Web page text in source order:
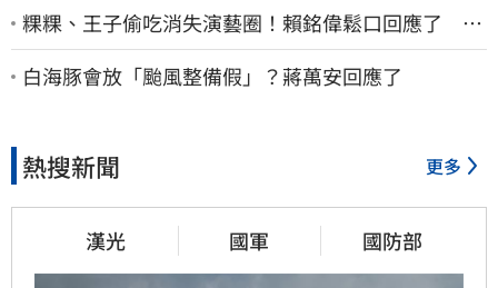
粿粿、王子偷吃消失演藝圈！賴銘偉鬆口回應了 兩
人最新近況曝光
白海豚會放「颱風整備假」？蔣萬安回應了
熱搜新聞 更多
漢光 國軍 國防部